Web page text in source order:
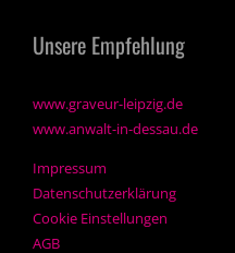
Unsere Empfehlung
www.graveur-leipzig.de
www.anwalt-in-dessau.de
Impressum
Datenschutzerklärung
Cookie Einstellungen
AGB